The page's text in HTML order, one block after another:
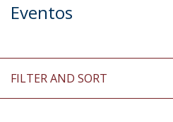
Eventos
FILTER AND SORT